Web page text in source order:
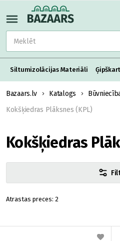
Siltumizolācijas Materiāli
Bazaars.lv Katalogs
Kokšķiedras Plāksnes (KPL)
Kokšķiedras
2